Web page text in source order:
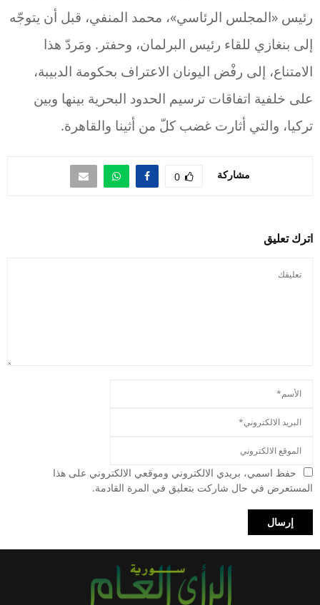
رئيس «المجلس الرئاسي»، محمد المنفي، قبل أن يتوجّه
إلى بنغازي للقاء رئيس البرلمان، وحفتر. ومَردّ هذا
الامتناع، إلى رفْض اليونان الاعتراف بحكومة الدبيبة،
على خلفية اتفاقات ترسيم الحدود البحرية بينها وبين
تركيا، والتي أثارت غضب كلّ من أثينا والقاهرة.
مشاركة 0
اترك تعليق
حفظ اسمي، بريدي الالكتروني وموقعي الالكتروني على هذا
المستعرض في حال شاركت بتعليق في المرة القادمة.